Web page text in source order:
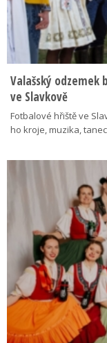
Valašský odzemek
ve Slavkově
Fotbalové hřiště ve
ho kroje, muzika,